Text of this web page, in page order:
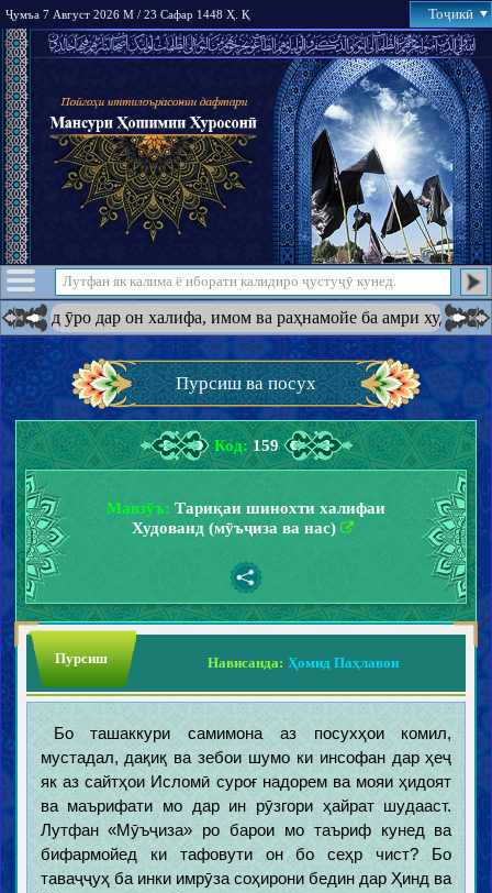
Ҷумъа 7 Август 2026 М / 23 Сафар 1448 Ҳ. Қ Тоҷикӣ
ва раҳнамойе ба амри худ қарор дода бошад, холи
Пурсиш ва посух
Код: 159
Мавзӯъ: Тариқаи шинохти халифаи
Худованд (мӯъҷиза ва нас)
Пурсиш Нависанда: Ҳомид Паҳлавон
Бо ташаккури самимона аз посухҳои комил,
мустадал, дақиқ ва зебои шумо ки инсофан дар ҳеҷ
як аз сайтҳои Исломӣ суроғ надорем ва мояи ҳидоят
ва маърифати мо дар ин рӯзгори ҳайрат шудааст.
Лутфан «Мӯъҷиза» ро барои мо таъриф кунед ва
бифармойед ки тафовути он бо сеҳр чист? Бо
таваҷҷуҳ ба инки имрӯза соҳирони бедин дар Ҳинд ва